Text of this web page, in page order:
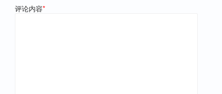
评论内容*